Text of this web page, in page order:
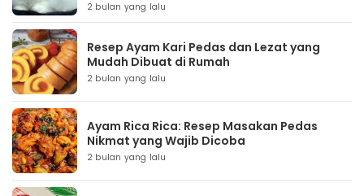
2 bulan yang lalu
Resep Ayam Kari Pedas dan Lezat yang
Mudah Dibuat di Rumah
2 bulan yang lalu
Ayam Rica Rica: Resep Masakan Pedas
Nikmat yang Wajib Dicoba
2 bulan yang lalu